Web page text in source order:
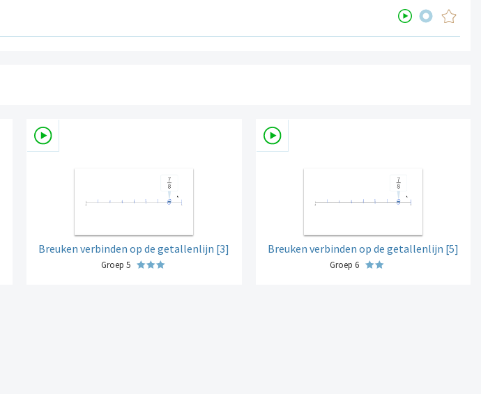
Breuken verbinden op de getallenlijn [3]
Groep 5
Breuken verbinden op de getallenlijn [5]
Groep 6